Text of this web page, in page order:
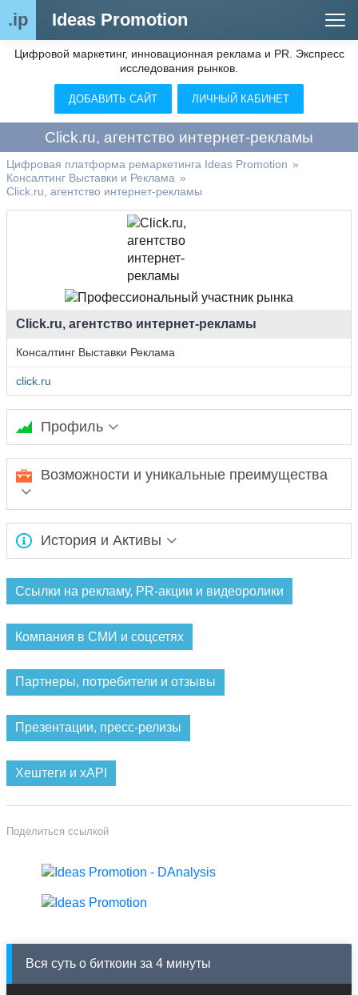
.ip Ideas Promotion
Сегменты рынка
Цифровой ремаркетинг (анализ рынка)
Видео
О нас
Контакты
Цифровой маркетинг, инновационная реклама и PR. Экспресс
исследования рынков.
ДОБАВИТЬ САЙТ ЛИЧНЫЙ КАБИНЕТ
Click.ru, агентство интернет-рекламы
Цифровая платформа ремаркетинга Ideas Promotion »
Консалтинг Выставки и Реклама »
Click.ru, агентство интернет-рекламы
Click.ru, агентство интернет-рекламы
Консалтинг Выставки Реклама
click.ru
Профиль
Ожидается заполнение информации...
Возможности и уникальные преимущества
Ожидается заполнение информации...
История и Активы
Ссылки на рекламу, PR-акции и видеоролики
Компания в СМИ и соцсетях
Партнеры, потребители и отзывы
Презентации, пресс-релизы
Хештеги и xAPI
Поделиться ссылкой
Вся суть о биткоин за 4 минуты